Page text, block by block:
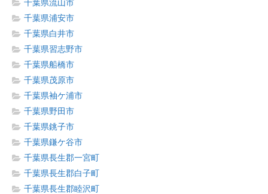
千葉県流山市
千葉県浦安市
千葉県白井市
千葉県習志野市
千葉県船橋市
千葉県茂原市
千葉県袖ケ浦市
千葉県野田市
千葉県銚子市
千葉県鎌ケ谷市
千葉県長生郡一宮町
千葉県長生郡白子町
千葉県長生郡睦沢町